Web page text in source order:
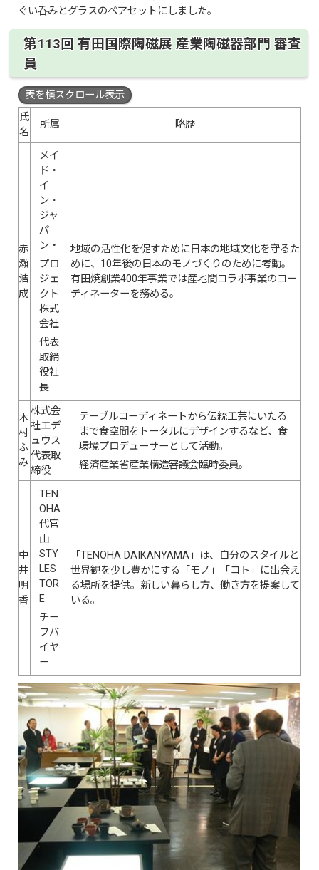
ぐい呑みとグラスのペアセットにしました。
第113回 有田国際陶磁展 産業陶磁器部門 審査
員
表を横スクロール表示
氏
名
所属 略歴
赤
瀬
浩
成
メイ
ド・
イ
ン・
ジャ
パ
ン・
プロ
ジェ
クト
株式
会社
代表
取締
役社
長
地域の活性化を促すために日本の地域文化を守るた
めに、10年後の日本のモノづくりのために考動。
有田焼創業400年事業では産地間コラボ事業のコー
ディネーターを務める。
木
村
ふ
み
株式会
社エデ
ュウス
代表取
締役
テーブルコーディネートから伝統工芸にいたる
まで食空間をトータルにデザインするなど、食
環境プロデューサーとして活動。
経済産業省産業構造審議会臨時委員。
中
井
明
香
TEN
OHA
代官
山
STY
LES
TOR
E
チー
フバ
イヤ
ー
「TENOHA DAIKANYAMA」は、自分のスタイルと
世界観を少し豊かにする「モノ」「コト」に出会え
る場所を提供。新しい暮らし方、働き方を提案して
いる。